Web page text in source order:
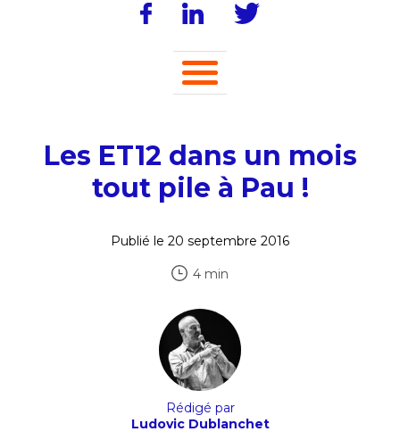
Les ET12 dans un mois
tout pile à Pau !
Publié le 20 septembre 2016
4 min
Rédigé par
Ludovic Dublanchet